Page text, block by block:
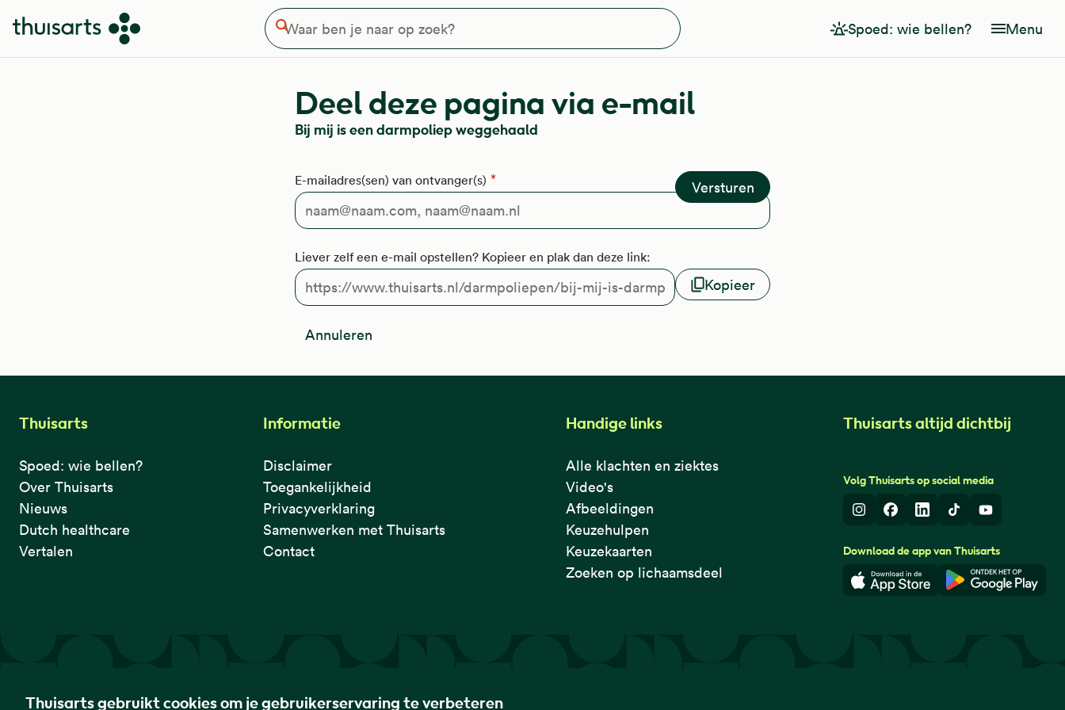
Thuisarts gebruikt cookies om je gebruikerservaring te verbeteren
Overslaan en naar de inhoud gaan Waar ben je naar op zoek?
Zoeken Spoed: wie bellen? Menu
Deel deze pagina via e-mail
Bij mij is een darmpoliep weggehaald
E-mailadres(sen) van ontvanger(s)
Liever zelf een e-mail opstellen? Kopieer en plak dan deze link:
Kopieer
Annuleren
Thuisarts
Spoed: wie bellen?
Over Thuisarts
Nieuws
Dutch healthcare
Vertalen
Informatie
Disclaimer
Toegankelijkheid
Privacyverklaring
Samenwerken met Thuisarts
Contact
Handige links
Alle klachten en ziektes
Video's
Afbeeldingen
Keuzehulpen
Keuzekaarten
Zoeken op lichaamsdeel
Thuisarts altijd dichtbij
Volg Thuisarts op social media
InstagramFacebook
LinkedInTikTokYoutube
Download de app van Thuisarts
Download in de App Store
Download